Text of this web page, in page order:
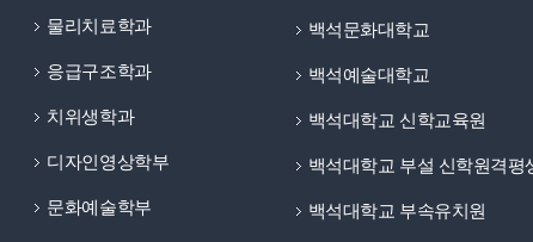
물리치료학과
응급구조학과
치위생학과
디자인영상학부
문화예술학부
백석문화대학교
백석예술대학교
백석대학교 신학교육원
백석대학교 부설 신학원격평
백석대학교 부속유치원